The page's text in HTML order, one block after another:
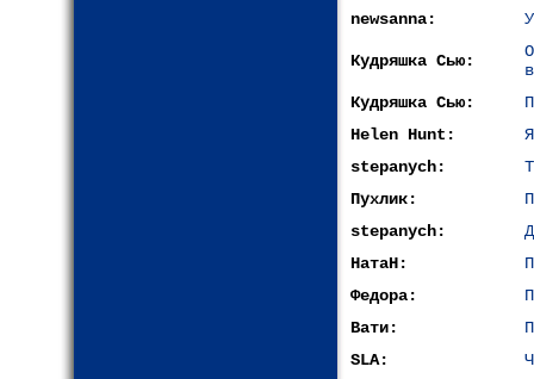
newsanna:
Кудряшка Сью:
Кудряшка Сью:
Helen Hunt:
stepanych:
Пухлик:
stepanych:
НатаН:
Федора:
Вати:
SLA: